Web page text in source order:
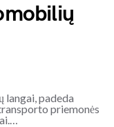
langai, padeda
priemonės